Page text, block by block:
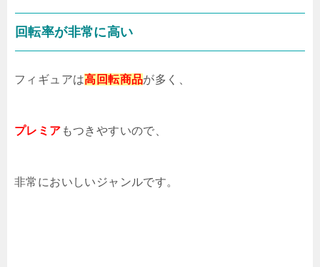
回転率が非常に高い
フィギュアは高回転商品が多く、
プレミア もつきやすいので、
非常においしいジャンルです。